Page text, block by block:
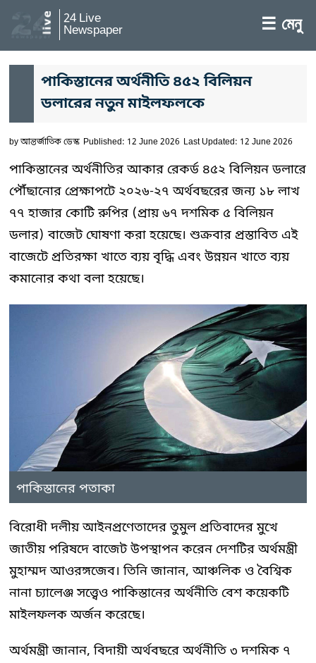
24 Live
Newspaper ☰ মেনু
পাকিস্তানের অর্থনীতি ৪৫২ বিলিয়ন
ডলারের নতুন মাইলফলকে
byআন্তর্জাতিক ডেস্ক Published: 12 June 2026 Last Updated: 12 June 2026
পাকিস্তানের অর্থনীতির আকার রেকর্ড ৪৫২ বিলিয়ন ডলারে
পৌঁছানোর প্রেক্ষাপটে ২০২৬-২৭ অর্থবছরের জন্য ১৮ লাখ
৭৭ হাজার কোটি রুপির (প্রায় ৬৭ দশমিক ৫ বিলিয়ন
ডলার) বাজেট ঘোষণা করা হয়েছে। শুক্রবার প্রস্তাবিত এই
বাজেটে প্রতিরক্ষা খাতে ব্যয় বৃদ্ধি এবং উন্নয়ন খাতে ব্যয়
কমানোর কথা বলা হয়েছে।
পাকিস্তানের পতাকা
বিরোধী দলীয় আইনপ্রণেতাদের তুমুল প্রতিবাদের মুখে
জাতীয় পরিষদে বাজেট উপস্থাপন করেন দেশটির অর্থমন্ত্রী
মুহাম্মদ আওরঙ্গজেব। তিনি জানান, আঞ্চলিক ও বৈশ্বিক
নানা চ্যালেঞ্জ সত্ত্বেও পাকিস্তানের অর্থনীতি বেশ কয়েকটি
মাইলফলক অর্জন করেছে।
অর্থমন্ত্রী জানান, বিদায়ী অর্থবছরে অর্থনীতি ৩ দশমিক ৭